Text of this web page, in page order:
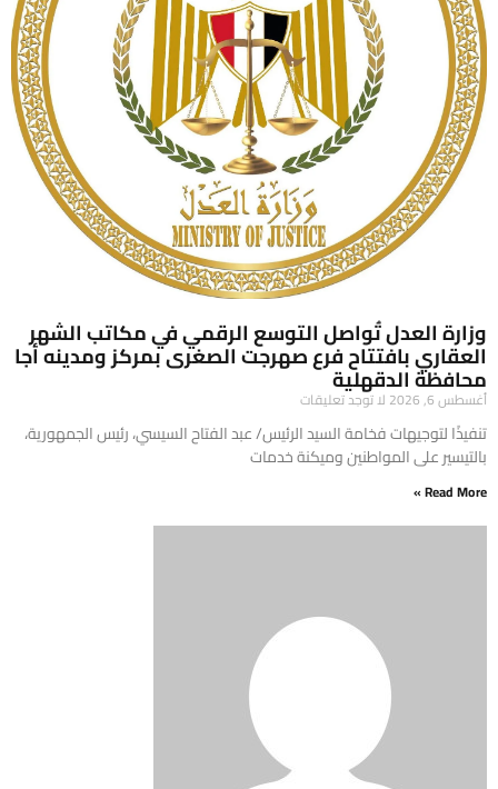
وزارة العدل تُواصل التوسع الرقمي في مكاتب الشهر
العقاري بافتتاح فرع صهرجت الصغرى بمركز ومدينه أجا
محافظة الدقهلية
أغسطس 6, 2026 لا توجد تعليقات
تنفيذًا لتوجيهات فخامة السيد الرئيس/ عبد الفتاح السيسي، رئيس الجمهورية،
بالتيسير على المواطنين وميكنة خدمات
Read More »